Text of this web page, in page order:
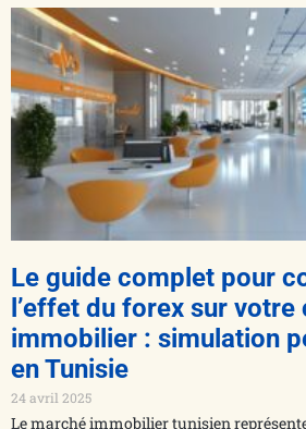
Le guide complet pour
l’effet du forex sur
immobilier : simulation
en Tunisie
24 avril 2025
Le marché immobilier tunisien